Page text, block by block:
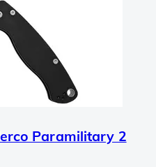
Paramilitary 2